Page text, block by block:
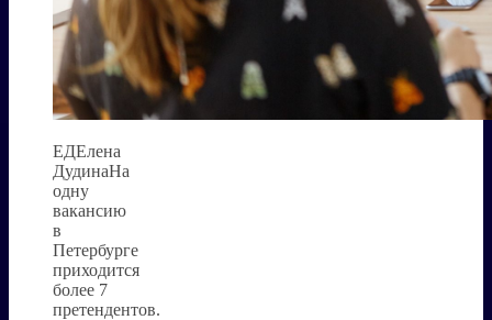
ЕДЕлена
ДудинаНа
одну
вакансию
в
Петербурге
приходится
более 7
претендентов.